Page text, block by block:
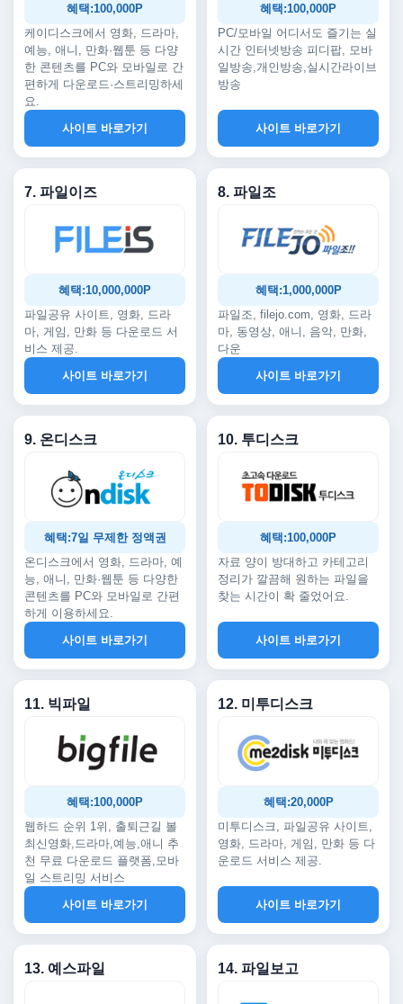
혜택:100,000P
케이디스크에서 영화, 드라마,
예능, 애니, 만화·웹툰 등 다양
한 콘텐츠를 PC와 모바일로 간
편하게 다운로드·스트리밍하세
요.
사이트 바로가기
혜택:100,000P
PC/모바일 어디서도 즐기는 실
시간 인터넷방송 피디팝, 모바
일방송,개인방송,실시간라이브
방송
사이트 바로가기
7. 파일이즈
혜택:10,000,000P
파일공유 사이트, 영화, 드라
마, 게임, 만화 등 다운로드 서
비스 제공.
사이트 바로가기
8. 파일조
혜택:1,000,000P
파일조, filejo.com, 영화, 드라
마, 동영상, 애니, 음악, 만화,
다운
사이트 바로가기
9. 온디스크
혜택:7일 무제한 정액권
온디스크에서 영화, 드라마, 예
능, 애니, 만화·웹툰 등 다양한
콘텐츠를 PC와 모바일로 간편
하게 이용하세요.
사이트 바로가기
10. 투디스크
혜택:100,000P
자료 양이 방대하고 카테고리
정리가 깔끔해 원하는 파일을
찾는 시간이 확 줄었어요.
사이트 바로가기
11. 빅파일
혜택:100,000P
웹하드 순위 1위, 출퇴근길 볼
최신영화,드라마,예능,애니 추
천 무료 다운로드 플랫폼,모바
일 스트리밍 서비스
사이트 바로가기
12. 미투디스크
혜택:20,000P
미투디스크, 파일공유 사이트,
영화, 드라마, 게임, 만화 등 다
운로드 서비스 제공.
사이트 바로가기
13. 예스파일 14. 파일보고